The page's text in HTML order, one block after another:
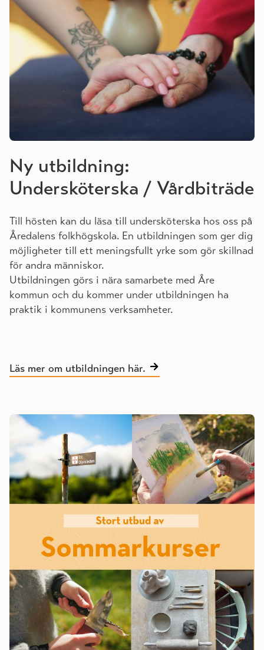
Ny utbildning:
Undersköterska / Vårdbiträde
Till hösten kan du läsa till undersköterska hos oss på
Åredalens folkhögskola. En utbildningen som ger dig
möjligheter till ett meningsfullt yrke som gör skillnad
för andra människor.
Utbildningen görs i nära samarbete med Åre
kommun och du kommer under utbildningen ha
praktik i kommunens verksamheter.
Läs mer om utbildningen här.